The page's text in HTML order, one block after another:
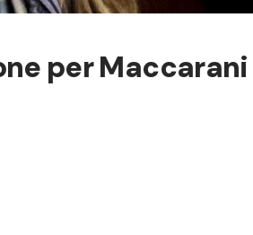
per Maccarani